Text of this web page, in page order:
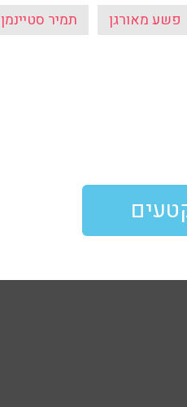
פשע מאורגן תמיר סטיינמן